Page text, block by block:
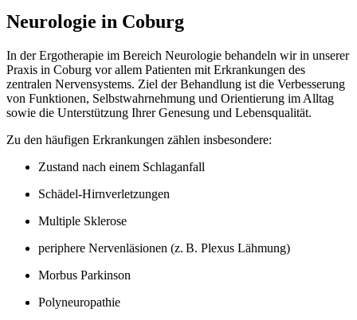
Neurologie in Coburg
In der Ergotherapie im Bereich Neurologie behandeln wir in unserer
Praxis in Coburg vor allem Patienten mit Erkrankungen des
zentralen Nervensystems. Ziel der Behandlung ist die Verbesserung
von Funktionen, Selbstwahrnehmung und Orientierung im Alltag
sowie die Unterstützung Ihrer Genesung und Lebensqualität.
Zu den häufigen Erkrankungen zählen insbesondere:
Zustand nach einem Schlaganfall
Schädel-Hirnverletzungen
Multiple Sklerose
periphere Nervenläsionen (z. B. Plexus Lähmung)
Morbus Parkinson
Polyneuropathie